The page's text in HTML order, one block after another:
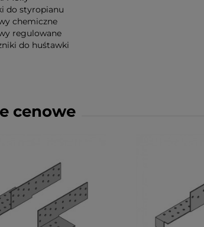
do styropianu
chemiczne
regulowane
do huśtawki
cenowe